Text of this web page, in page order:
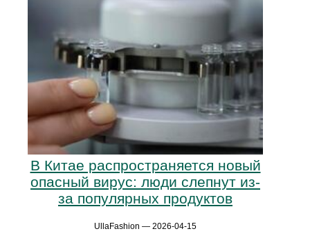
В Китае распространяется новый
опасный вирус: люди слепнут из-
за популярных продуктов
UllaFashion — 2026-04-15